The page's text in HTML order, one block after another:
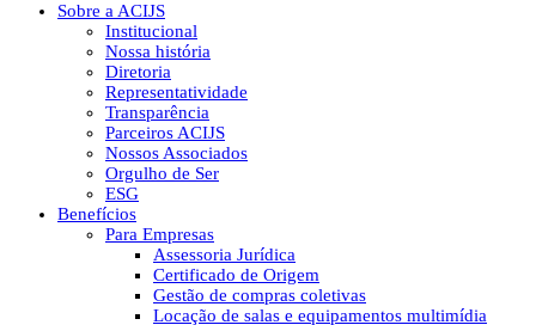
Sobre a ACIJS
Institucional
Nossa história
Diretoria
Representatividade
Transparência
Parceiros ACIJS
Nossos Associados
Orgulho de Ser
ESG
Benefícios
Para Empresas
Assessoria Jurídica
Certificado de Origem
Gestão de compras coletivas
Locação de salas e equipamentos multimídia